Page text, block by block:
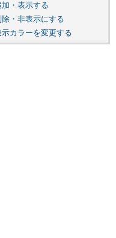
・表示する
・非表示にする
カラーを変更する